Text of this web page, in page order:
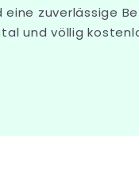
eine zuverlässige
und völlig